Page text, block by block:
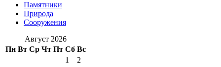
Памятники
Природа
Сооружения
Август 2026
Пн Вт Ср Чт Пт Сб Вс
1
2